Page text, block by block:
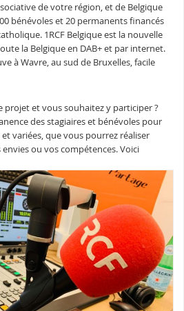
de votre région, et de Belgique
bénévoles et 20 permanents financés
1RCF Belgique est la nouvelle
la Belgique en DAB+ et par internet.
à Wavre, au sud de Bruxelles, facile
projet et vous souhaitez y participer ?
des stagiaires et bénévoles pour
variées, que vous pourrez réaliser
ou vos compétences. Voici